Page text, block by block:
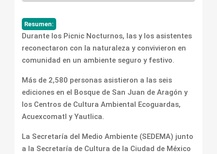
Resumen:
Durante los Picnic Nocturnos, las y los asistentes
reconectaron con la naturaleza y convivieron en
comunidad en un ambiente seguro y festivo.
Más de 2,580 personas asistieron a las seis
ediciones en el Bosque de San Juan de Aragón y
los Centros de Cultura Ambiental Ecoguardas,
Acuexcomatl y Yautlica.
La Secretaría del Medio Ambiente (SEDEMA) junto
a la Secretaría de Cultura de la Ciudad de México